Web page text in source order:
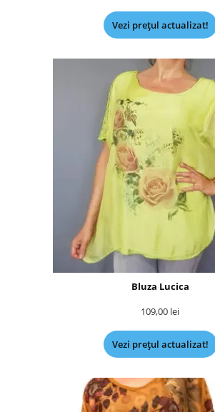
Vezi prețul actualizat!
Bluza Lucica
109,00 lei
Vezi prețul actualizat!